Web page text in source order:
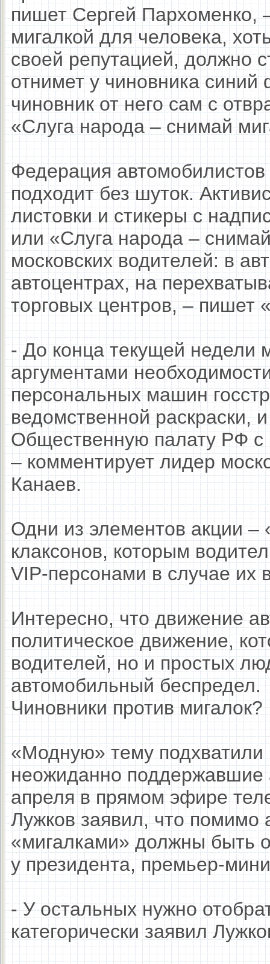
пишет Сергей Пархоменко,
мигалкой для человека,
своей репутацией, должно
отнимет у чиновника
чиновник от него сам с
«Слуга народа – снимай
Федерация автомобилистов
подходит без шуток.
листовки и стикеры с
или «Слуга народа –
московских водителей: в
автоцентрах, на
торговых центров, – пишет
- До конца текущей недели
аргументами
персональных машин
ведомственной раскраски,
Общественную палату РФ с
– комментирует лидер
Канаев.
Одни из элементов акции –
клаксонов, которым
VIP-персонами в случае их
Интересно, что движение
политическое движение,
водителей, но и простых
автомобильный беспредел.
Чиновники против мигалок?
«Модную» тему подхватили
неожиданно поддержавшие
апреля в прямом эфире
Лужков заявил, что помимо
«мигалками» должны быть
у президента, премьер-
- У остальных нужно
категорически заявил